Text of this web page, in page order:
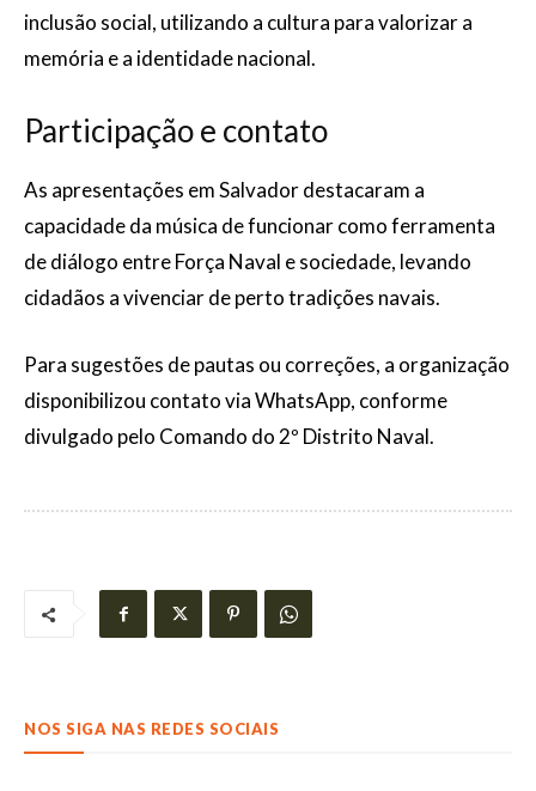
inclusão social, utilizando a cultura para valorizar a
memória e a identidade nacional.
Participação e contato
As apresentações em Salvador destacaram a
capacidade da música de funcionar como ferramenta
de diálogo entre Força Naval e sociedade, levando
cidadãos a vivenciar de perto tradições navais.
Para sugestões de pautas ou correções, a organização
disponibilizou contato via WhatsApp, conforme
divulgado pelo Comando do 2º Distrito Naval.
NOS SIGA NAS REDES SOCIAIS